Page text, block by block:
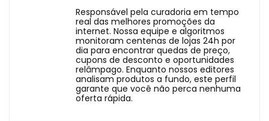
Responsável pela curadoria em tempo
real das melhores promoções da
internet. Nossa equipe e algoritmos
monitoram centenas de lojas 24h por
dia para encontrar quedas de preço,
cupons de desconto e oportunidades
relâmpago. Enquanto nossos editores
analisam produtos a fundo, este perfil
garante que você não perca nenhuma
oferta rápida.